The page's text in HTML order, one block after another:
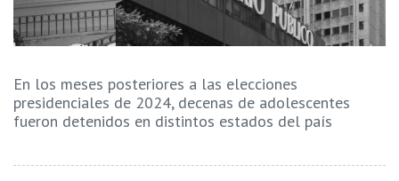
En los meses posteriores a las elecciones
presidenciales de 2024, decenas de adolescentes
fueron detenidos en distintos estados del país